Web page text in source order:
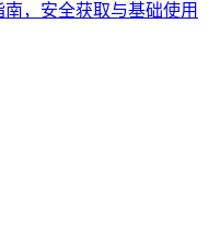
南，安全获取与基础使用